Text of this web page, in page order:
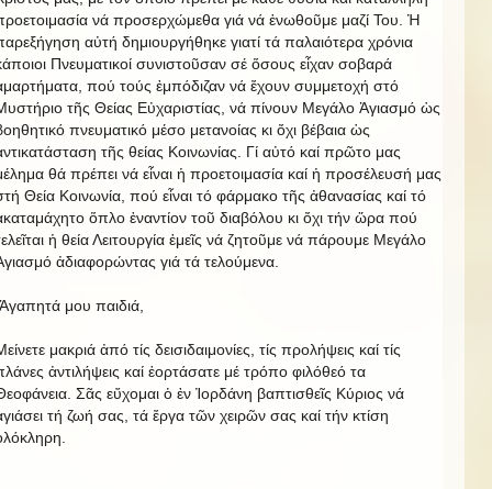
νά προσερχώμεθα γιά νά ἑνωθοῦμε μαζί Του. Ἡ
αὐτή δημιουργήθηκε γιατί τά παλαιότερα χρόνια
Πνευματικοί συνιστοῦσαν σέ ὅσους εἶχαν σοβαρά
πού τούς ἐμπόδιζαν νά ἔχουν συμμετοχή στό
τῆς Θείας Εὐχαριστίας, νά πίνουν Μεγάλο Ἁγιασμό ὡς
πνευματικό μέσο μετανοίας κι ὄχι βέβαια ὡς
τῆς θείας Κοινωνίας. Γί αὐτό καί πρῶτο μας
θά πρέπει νά εἶναι ἡ προετοιμασία καί ἡ προσέλευσή μας
Θεία Κοινωνία, πού εἶναι τό φάρμακο τῆς ἀθανασίας καί τό
ὅπλο ἐναντίον τοῦ διαβόλου κι ὄχι τήν ὥρα πού
ἡ θεία Λειτουργία ἐμεῖς νά ζητοῦμε νά πάρουμε Μεγάλο
ἀδιαφορώντας γιά τά τελούμενα.
μου παιδιά,
μακριά ἀπό τίς δεισιδαιμονίες, τίς προλήψεις καί τίς
ἀντιλήψεις καί ἑορτάσατε μέ τρόπο φιλόθεό τα
Σᾶς εὔχομαι ὁ ἐν Ἰορδάνη βαπτισθεῖς Κύριος νά
τή ζωή σας, τά ἔργα τῶν χειρῶν σας καί τήν κτίση